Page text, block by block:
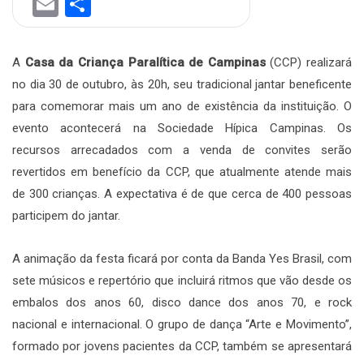
A Casa da Criança Paralítica de Campinas(CCP) realizará
no dia 30 de outubro, às 20h, seu tradicional jantar beneficente
para comemorar mais um ano de existência da instituição. O
evento acontecerá na Sociedade Hípica Campinas. Os
recursos arrecadados com a venda de convites serão
revertidos em benefício da CCP, que atualmente atende mais
de 300 crianças. A expectativa é de que cerca de 400 pessoas
participem do jantar.
A animação da festa ficará por conta da Banda Yes Brasil, com
sete músicos e repertório que incluirá ritmos que vão desde os
embalos dos anos 60, disco dance dos anos 70, e rock
nacional e internacional. O grupo de dança “Arte e Movimento’’,
formado por jovens pacientes da CCP, também se apresentará